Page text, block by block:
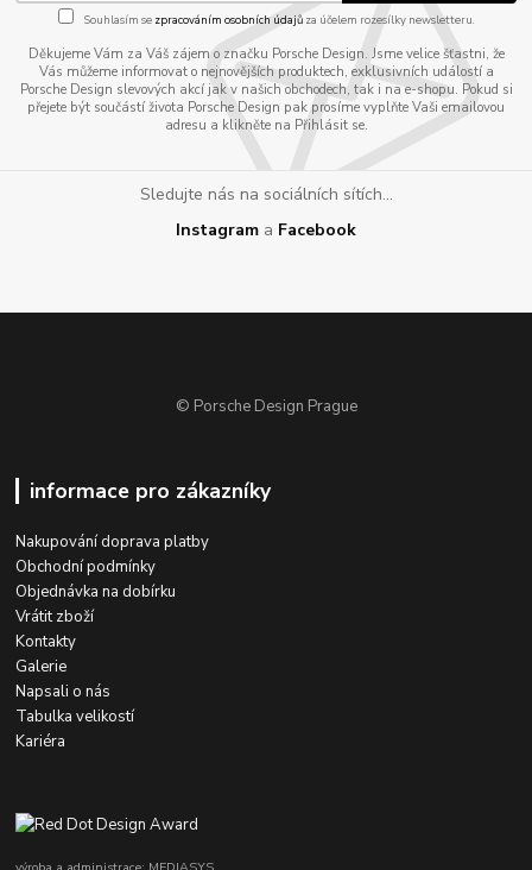
Souhlasím se zpracováním osobních údajůza účelem rozesílky newsletteru.
Děkujeme Vám za Váš zájem o značku Porsche Design. Jsme velice šťastni, že
Vás můžeme informovat o nejnovějších produktech, exklusivních událostí a
Porsche Design slevových akcí jak v našich obchodech, tak i na e-shopu. Pokud si
přejete být součástí života Porsche Design pak prosíme vyplňte Vaši emailovou
adresu a klikněte na Přihlásit se.
Sledujte nás na sociálních sítích...
Instagram a Facebook
© Porsche Design Prague
informace pro zákazníky
Nakupování doprava platby
Obchodní podmínky
Objednávka na dobírku
Vrátit zboží
Kontakty
Galerie
Napsali o nás
Tabulka velikostí
Kariéra